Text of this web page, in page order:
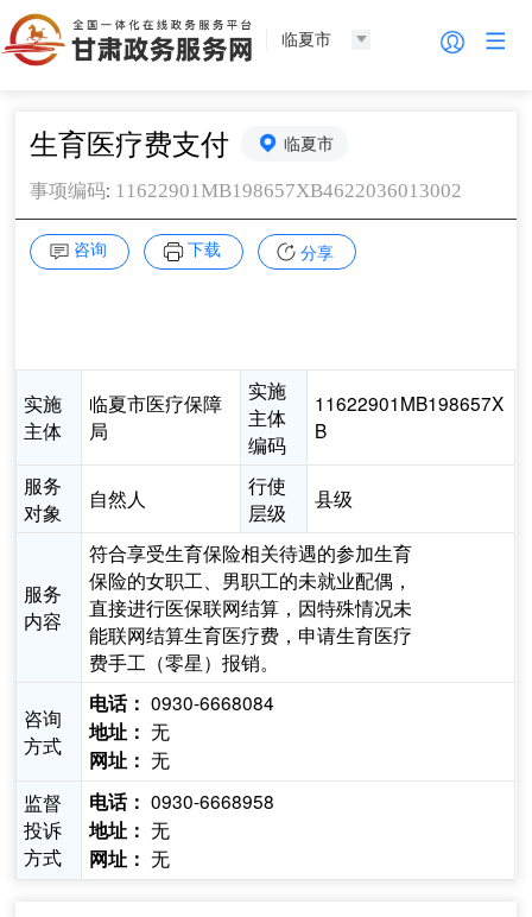
临夏市
生育医疗费支付 临夏市
事项编码: 11622901MB198657XB4622036013002
咨询 下载 分享
实施
主体
临夏市医疗保障
局
实施
主体
编码
11622901MB198657X
B
服务
对象
自然人
行使
层级
县级
服务
内容
符合享受生育保险相关待遇的参加生育
保险的女职工、男职工的未就业配偶，
直接进行医保联网结算，因特殊情况未
能联网结算生育医疗费，申请生育医疗
费手工（零星）报销。
咨询
方式
电话： 0930-6668084
地址： 无
网址： 无
监督
投诉
方式
电话： 0930-6668958
地址： 无
网址： 无